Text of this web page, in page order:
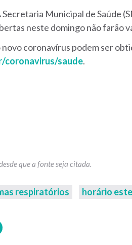
Secretaria Municipal de Saúde
neste domingo não farão
coronavírus podem ser
coronavirus/saude.
respiratórios horário